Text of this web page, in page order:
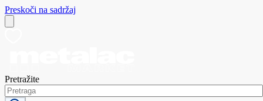
Preskoči na sadržaj
Pretražite